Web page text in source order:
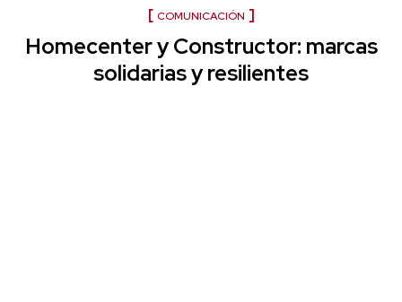
COMUNICACIÓN
Homecenter y Constructor: marcas
solidarias y resilientes